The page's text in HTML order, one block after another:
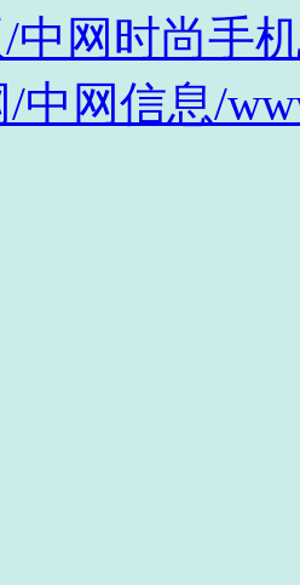
网时尚手
/中网信息/